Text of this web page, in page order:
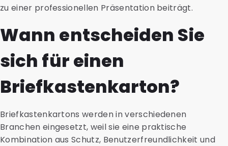
zu einer professionellen Präsentation beiträgt.
Wann entscheiden Sie
sich für einen
Briefkastenkarton?
Briefkastenkartons werden in verschiedenen
Branchen eingesetzt, weil sie eine praktische
Kombination aus Schutz, Benutzerfreundlichkeit und